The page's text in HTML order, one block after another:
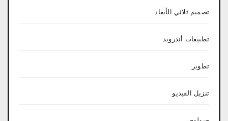
تصميم ثلاثي الأبعاد
تطبيقات أندرويد
تطوير
تنزيل الفيديو